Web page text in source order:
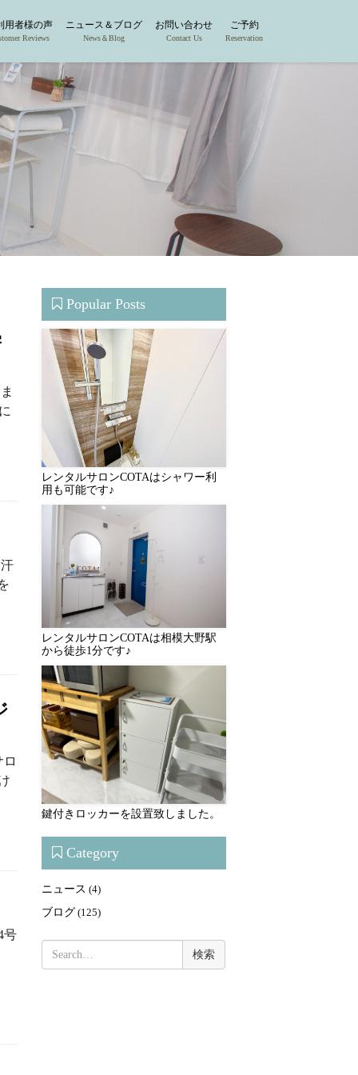
用者様の声
Reviews
ニュース＆ブログ
News＆Blog
お問い合わせ
Contact Us
ご予約
Reservation
号
Popular Posts
レンタルサロンCOTAはシャワー利
用も可能です♪
レンタルサロンCOTAは相模大野駅
から徒歩1分です♪
鍵付きロッカーを設置致しました。
Category
ニュース (4)
ブログ(125)